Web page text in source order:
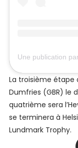
La troisième étape
Dumfries (GBR) le
quatrième sera
se terminera à
Lundmark Trophy.